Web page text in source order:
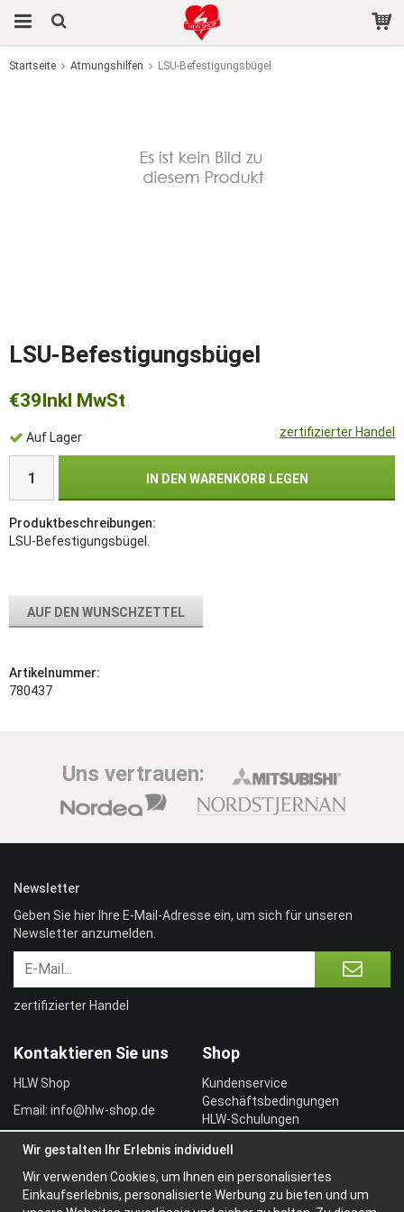
Startseite Atmungshilfen LSU-Befestigungsbügel
LSU-Befestigungsbügel
zertifizierter Handel
€39Inkl MwSt
Auf Lager
IN DEN WARENKORB LEGEN
Produktbeschreibungen:
LSU-Befestigungsbügel.
AUF DEN WUNSCHZETTEL
Artikelnummer:
780437
Uns vertrauen:
Kontaktieren Sie uns
HLW Shop
Email: info@hlw-shop.de
Shop
Kundenservice
Geschäftsbedingungen
HLW-Schulungen
Vertragskunde
Einloggen
Information
Newsletter
Geben Sie hier Ihre E-Mail-Adresse ein, um sich für unseren
Newsletter anzumelden.
zertifizierter Handel
Wir gestalten Ihr Erlebnis individuell
Wir verwenden Cookies, um Ihnen ein personalisiertes
Einkaufserlebnis, personalisierte Werbung zu bieten und um